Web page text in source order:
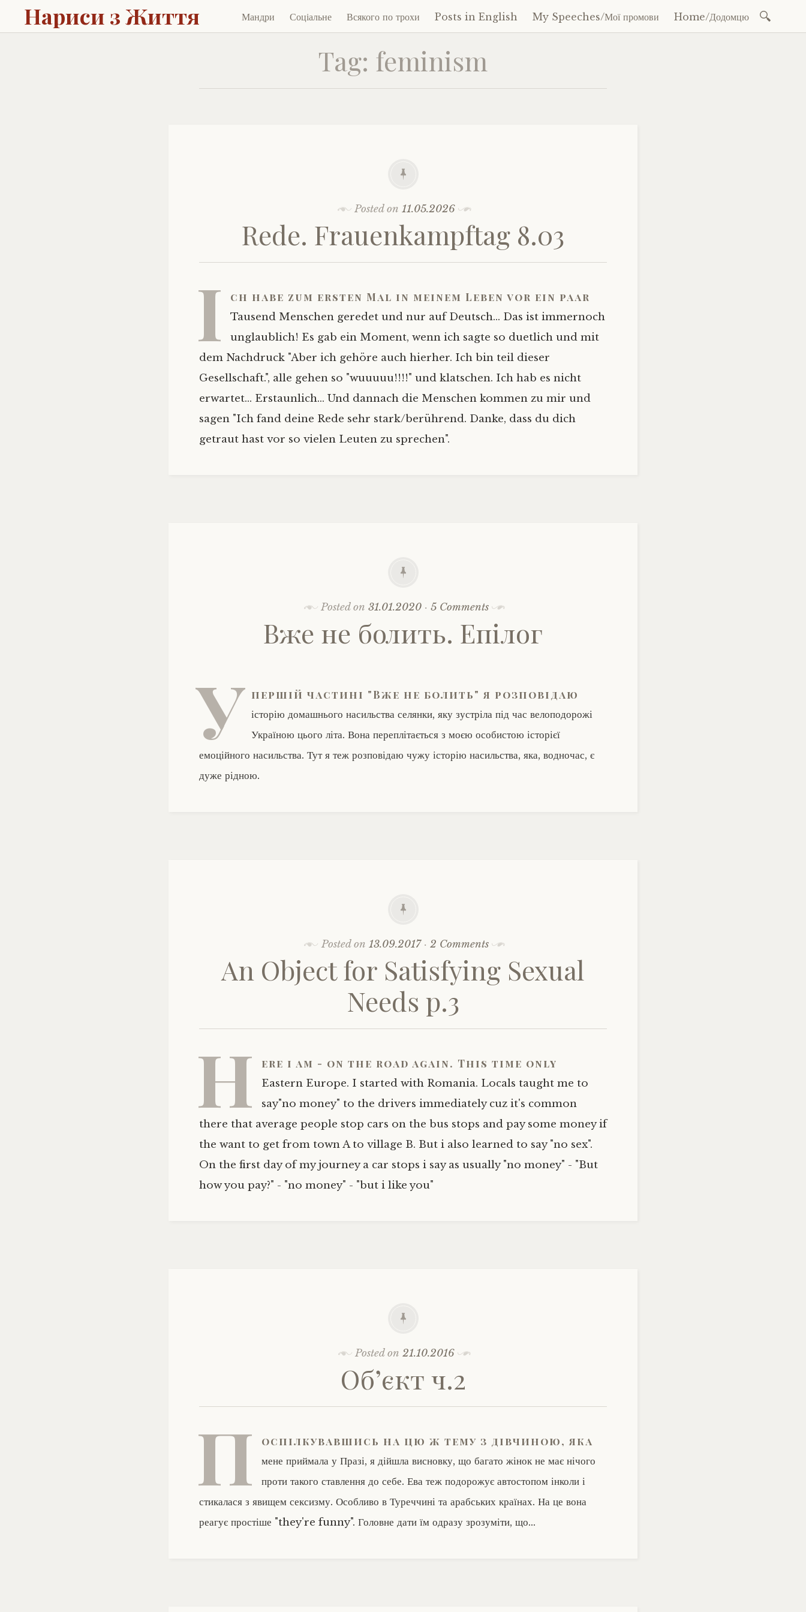
Нариси з Життя
Skip
to
Мандри Соціальне Всякого по трохи Posts in English My Speeches/Мої промови Home/Додомцю
Tag: feminism
Posted on11.05.2026
Rede. Frauenkampftag 8.03
I ch habe zum ersten Mal in meinem Leben vor ein paar
Tausend Menschen geredet und nur auf Deutsch... Das ist immernoch
unglaublich! Es gab ein Moment, wenn ich sagte so duetlich und mit
dem Nachdruck "Aber ich gehöre auch hierher. Ich bin teil dieser
Gesellschaft.", alle gehen so "wuuuuu!!!!" und klatschen. Ich hab es nicht
erwartet... Erstaunlich... Und dannach die Menschen kommen zu mir und
sagen "Ich fand deine Rede sehr stark/berührend. Danke, dass du dich
getraut hast vor so vielen Leuten zu sprechen".
Posted on31.01.2020 ·5 Comments
Вже не болить. Епілог
У першій частині "Вже не болить" я розповідаю
історію домашнього насильства селянки, яку зустріла під час велоподорожі
Україною цього літа. Вона переплітається з моєю особистою історієї
емоційного насильства. Тут я теж розповідаю чужу історію насильства, яка, водночас, є
дуже рідною.
Posted on 13.09.2017 · 2 Comments
An Object for Satisfying Sexual
Needs p.3
H ere i am - on the road again. This time only
Eastern Europe. I started with Romania. Locals taught me to
say"no money" to the drivers immediately cuz it's common
there that average people stop cars on the bus stops and pay some money if
the want to get from town A to village B. But i also learned to say "no sex".
On the first day of my journey a car stops i say as usually "no money" - "But
how you pay?" - "no money" - "but i like you"
Posted on21.10.2016
Об’єкт ч.2
П оспілкувавшись на цю ж тему з дівчиною, яка
мене приймала у Празі, я дійшла висновку, що багато жінок не має нічого
проти такого ставлення до себе. Ева теж подорожує автостопом інколи і
стикалася з явищем сексизму. Особливо в Туреччині та арабських країнах. На це вона
реагує простіше "they're funny". Головне дати їм одразу зрозуміти, що…